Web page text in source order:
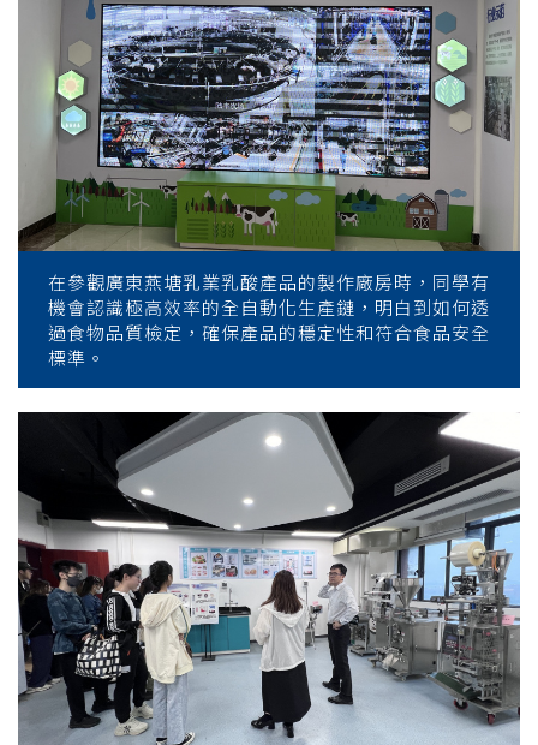
在參觀廣東燕塘乳業乳酸產品的製作廠房時，同學有
機會認識極高效率的全自動化生產鏈，明白到如何透
過食物品質檢定，確保產品的穩定性和符合食品安全
標準。